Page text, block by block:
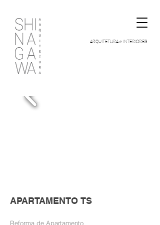
ARQUITETURA e INTERIORES
APARTAMENTO TS
Reforma de Apartamento